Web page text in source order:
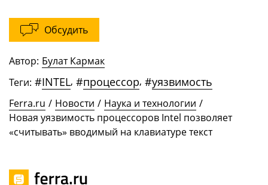
Обсудить
Автор: Булат Кармак
Теги: #INTEL, #процессор, #уязвимость
Ferra.ru / Новости / Наука и технологии /
Новая уязвимость процессоров Intel позволяет
«считывать» вводимый на клавиатуре текст